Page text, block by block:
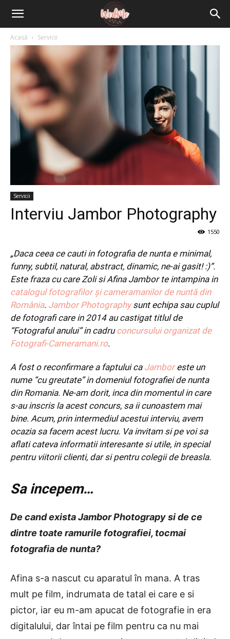
Acasă Servicii
Servicii
Interviu Jambor Photography
1550
„Daca ceea ce cauti in fotografia de nunta e minimal,
funny, subtil, natural, abstract, dinamic, ne-ai gasit! :)”.
Este fraza cu care Zoli si Afina Jambor te intampina in
catalogul fotografilor și cameramanilor de nuntă din
România. Jambor Photographysunt echipa sau cuplul
de fotografi care in 2014 au castigat titlul de
“Fotograful anului” in cadruconcursului organizat de
Fotografi-Cameramani.ro.
A fost o reconfirmare a faptului ca Jamboreste un
nume “cu greutate” in domeniul fotografiei de nunta
din Romania. Ne-am dorit, inca din momentul in care
s-au inscris la acest concurs, sa ii cunoastem mai
bine. Acum, prin intermediul acestui interviu, avem
ocazia sa facem acest lucru. Va invitam si pe voi sa
aflati cateva informatii interesante si utile, in special
pentru viitorii clienti, dar si pentru colegii de breasla.
Sa incepem…
De cand exista Jambor Photograpy si de ce
dintre toate ramurile fotografiei, tocmai
fotografia de nunta?
Afina s-a nascut cu aparatul în mana. A tras
mult pe film, indrumata de tatal ei care e si
pictor, iar eu m-am apucat de fotografie in era
digitalului, dar întai pe film pentru ca nu mai